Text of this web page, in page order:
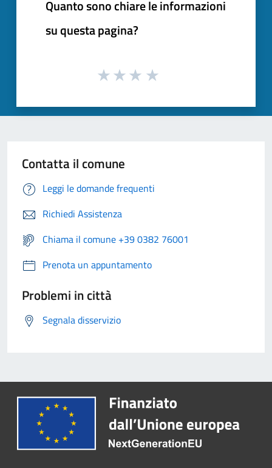
Quanto sono chiare le informazioni
su questa pagina?
Contatta il comune
Leggi le domande frequenti
Richiedi Assistenza
Chiama il comune +39 0382 76001
Prenota un appuntamento
Problemi in città
Segnala disservizio